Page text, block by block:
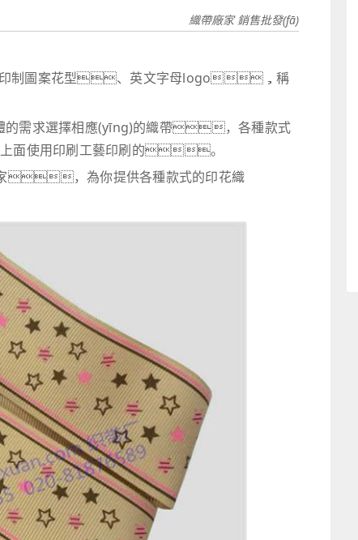
織帶廠家 銷售批發(fā)
印制圖案花型、英文字母logo，稱
的需求選擇相應(yīng)的織帶，各種款式
上面使用印刷工藝印刷的。
家，為你提供各種款式的印花織